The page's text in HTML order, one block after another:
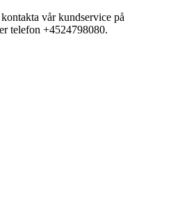
vår kundservice på
telefon +4524798080.